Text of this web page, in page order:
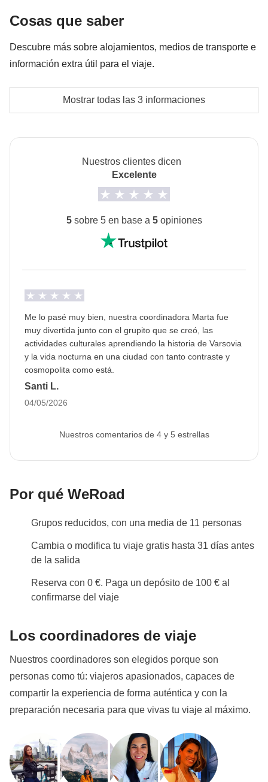
han acordado realizar, junto con la parte
correspondiente del coordinador. Actividades
pagadas con el fondo común: son realizadas por
proveedores locales ajenos a WeRoad (terceros) y se
su gestión ni asume responsabilidad alguna
Cosas que saber
Descubre más sobre alojamientos, medios de transporte e
información extra útil para el viaje.
Alojamientos
Hotel o apartamento local. Habitación doble, triple
para este viaje.
Info sobre habitaciones privadas
Ver todos los detalles
Mostrar todas las 3 informaciones
Nuestros clientes dicen
Excelente
5sobre 5 en base a 5opiniones
Me lo pasé muy bien, nuestra coordinadora Marta fue
muy divertida junto con el grupito que se creó, las
actividades culturales aprendiendo la historia de Varsovia
y la vida nocturna en una ciudad con tanto contraste y
cosmopolita como está.
Santi L.
04/05/2026
Nuestros comentarios de 4 y 5 estrellas
Por qué WeRoad
Grupos reducidos, con una media de 11 personas
Cambia o modifica tu viaje gratis hasta 31 días antes
de la salida
Reserva con 0 €. Paga un depósito de 100 € al
confirmarse del viaje
Los coordinadores de viaje
Nuestros coordinadores son elegidos porque son
personas como tú: viajeros apasionados, capaces de
compartir la experiencia de forma auténtica y con la
preparación necesaria para que vivas tu viaje al máximo.